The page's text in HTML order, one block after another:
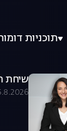
תוכניות
שיחת היום 05.08.26